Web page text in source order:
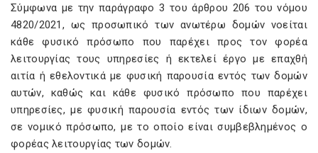
Σύμφωνα με την παράγραφο 3 του άρθρου 206 του νόμου
4820/2021, ως προσωπικό των ανωτέρω δομών νοείται
κάθε φυσικό πρόσωπο που παρέχει προς τον φορέα
λειτουργίας τους υπηρεσίες ή εκτελεί έργο με επαχθή
αιτία ή εθελοντικά με φυσική παρουσία εντός των δομών
αυτών, καθώς και κάθε φυσικό πρόσωπο που παρέχει
υπηρεσίες, με φυσική παρουσία εντός των ίδιων δομών,
σε νομικό πρόσωπο, με το οποίο είναι συμβεβλημένος ο
φορέας λειτουργίας των δομών.